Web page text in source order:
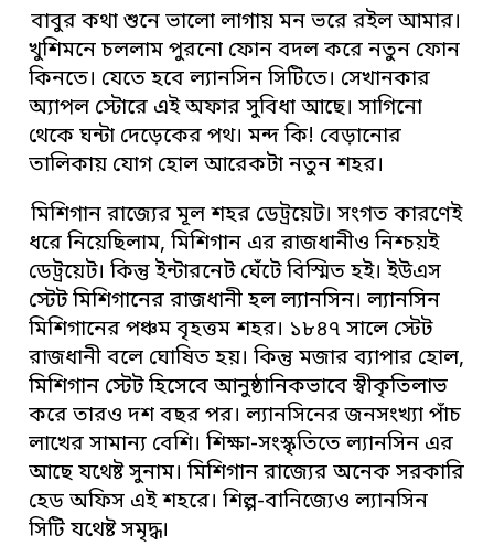
বাবুর কথা শুনে ভালো লাগায় মন ভরে রইল আমার।
খুশিমনে চললাম পুরনো ফোন বদল করে নতুন ফোন
কিনতে। যেতে হবে ল্যানসিন সিটিতে। সেখানকার
অ্যাপল স্টোরে এই অফার সুবিধা আছে। সাগিনো
থেকে ঘন্টা দেড়েকের পথ। মন্দ কি! বেড়ানোর
তালিকায় যোগ হোল আরেকটা নতুন শহর।
মিশিগান রাজ্যের মূল শহর ডেট্রয়েট। সংগত কারণেই
ধরে নিয়েছিলাম, মিশিগান এর রাজধানীও নিশ্চয়ই
ডেট্রয়েট। কিন্তু ইন্টারনেট ঘেঁটে বিস্মিত হই। ইউএস
স্টেট মিশিগানের রাজধানী হল ল্যানসিন। ল্যানসিন
মিশিগানের পঞ্চম বৃহত্তম শহর। ১৮৪৭ সালে স্টেট
রাজধানী বলে ঘোষিত হয়। কিন্তু মজার ব্যাপার হোল,
মিশিগান স্টেট হিসেবে আনুষ্ঠানিকভাবে স্বীকৃতিলাভ
করে তারও দশ বছর পর। ল্যানসিনের জনসংখ্যা পাঁচ
লাখের সামান্য বেশি। শিক্ষা-সংস্কৃতিতে ল্যানসিন এর
আছে যথেষ্ট সুনাম। মিশিগান রাজ্যের অনেক সরকারি
হেড অফিস এই শহরে। শিল্প-বানিজ্যেও ল্যানসিন
সিটি যথেষ্ট সমৃদ্ধ।